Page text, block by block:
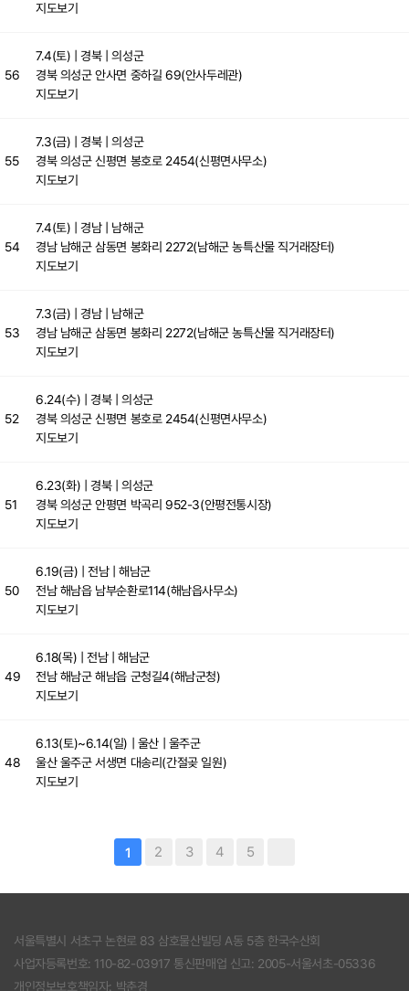
지도보기
56
7.4(토) | 경북 | 의성군
경북 의성군 안사면 중하길 69(안사두레관)
지도보기
55
7.3(금) | 경북 | 의성군
경북 의성군 신평면 봉호로 2454(신평면사무소)
지도보기
54
7.4(토) | 경남 | 남해군
경남 남해군 삼동면 봉화리 2272(남해군 농특산물 직거래장터)
지도보기
53
7.3(금) | 경남 | 남해군
경남 남해군 삼동면 봉화리 2272(남해군 농특산물 직거래장터)
지도보기
52
6.24(수) | 경북 | 의성군
경북 의성군 신평면 봉호로 2454(신평면사무소)
지도보기
51
6.23(화) | 경북 | 의성군
경북 의성군 안평면 박곡리 952-3(안평전통시장)
지도보기
50
6.19(금) | 전남 | 해남군
전남 해남읍 남부순환로114(해남읍사무소)
지도보기
49
6.18(목) | 전남 | 해남군
전남 해남군 해남읍 군청길4(해남군청)
지도보기
48
6.13(토)~6.14(일) | 울산 | 울주군
울산 울주군 서생면 대송리(간절곶 일원)
지도보기
1 2 3 4 5
서울특별시 서초구 논현로 83 삼호물산빌딩 A동 5층 한국수산회
사업자등록번호: 110-82-03917 통신판매업 신고: 2005-서울서초-05336
개인정보보호책임자: 박춘경